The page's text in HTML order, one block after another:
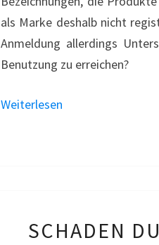
als Marke deshalb nicht
Anmeldung allerdings
Benutzung zu erreichen?
Weiterlesen
SCHADEN